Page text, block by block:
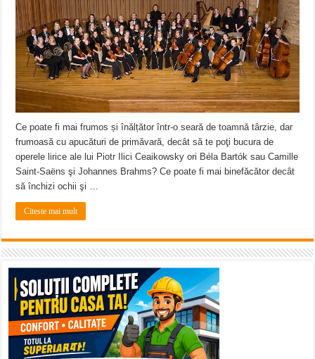
Ce poate fi mai frumos și înălțător într-o seară de toamnă târzie, dar
frumoasă cu apucături de primăvară, decât să te poţi bucura de
operele lirice ale lui Piotr Ilici Ceaikowsky ori Béla Bartók sau Camille
Saint-Saëns şi Johannes Brahms? Ce poate fi mai binefăcător decât
să închizi ochii şi …
Citeste mai mult